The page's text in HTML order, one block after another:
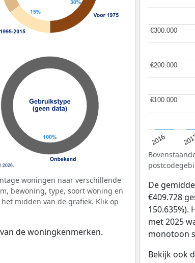
woningen naar verschillende
bewoning, type, soort woning en
midden van de grafiek. Klik op
de woningkenmerken.
2016
€100.000
€100.000
€200.000
€200.000
€300.000
€300.000
De
€409.728
met 2025
monotoon
Bekijk ook